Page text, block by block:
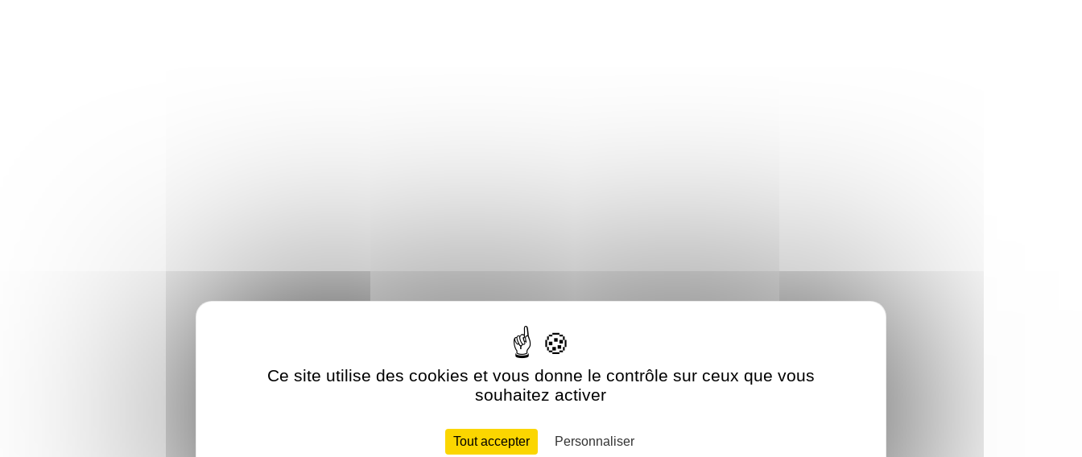
Ce site utilise des cookies et vous donne le contrôle sur ceux que vous
souhaitez activer
Tout accepter Personnaliser